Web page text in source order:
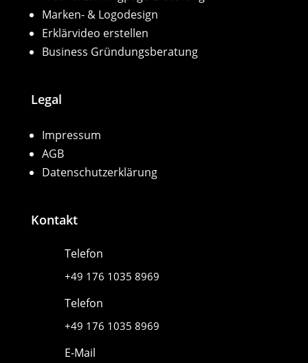
Marken- & Logodesign
Erklärvideo erstellen
Business Gründungsberatung
Legal
Impressum
AGB
Datenschutzerklärung
Kontakt
Telefon
+49 176 1035 8969
Telefon
+49 176 1035 8969
E-Mail